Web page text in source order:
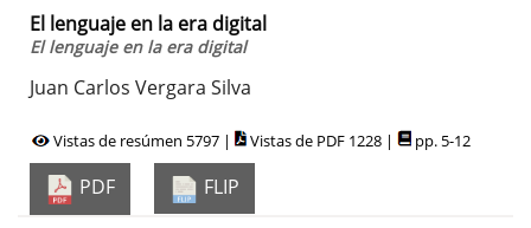
El lenguaje en la era digital
El lenguaje en la era digital
Juan Carlos Vergara Silva
Vistas de resúmen 5797 | Vistas de PDF 1228 | pp. 5-12
PDF FLIP